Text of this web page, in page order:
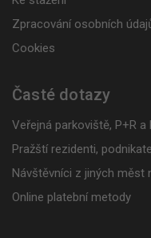
Zpracování osobních
Cookies
Časté dotazy
Veřejná parkoviště, P+R a
Pražští rezidenti,
Návštěvníci z jiných
Online platební metody